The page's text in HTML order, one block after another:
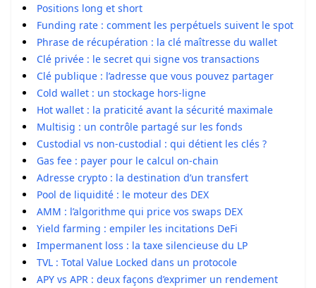
Positions long et short
Funding rate : comment les perpétuels suivent le spot
Phrase de récupération : la clé maîtresse du wallet
Clé privée : le secret qui signe vos transactions
Clé publique : l’adresse que vous pouvez partager
Cold wallet : un stockage hors-ligne
Hot wallet : la praticité avant la sécurité maximale
Multisig : un contrôle partagé sur les fonds
Custodial vs non-custodial : qui détient les clés ?
Gas fee : payer pour le calcul on-chain
Adresse crypto : la destination d’un transfert
Pool de liquidité : le moteur des DEX
AMM : l’algorithme qui price vos swaps DEX
Yield farming : empiler les incitations DeFi
Impermanent loss : la taxe silencieuse du LP
TVL : Total Value Locked dans un protocole
APY vs APR : deux façons d’exprimer un rendement